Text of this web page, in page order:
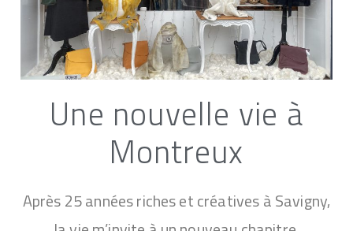
Une nouvelle vie à
Montreux
Après 25 années riches et créatives à Savigny,